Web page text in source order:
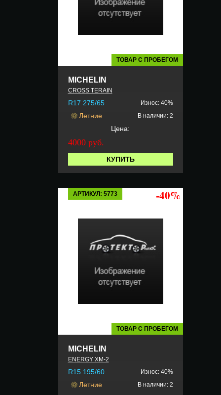
ТОВАР С ПРОБЕГОМ
MICHELIN
CROSS TERAIN
R17 275/65 Износ: 40%
Летние В наличии: 2
Цена:
4000 руб.
КУПИТЬ
АРТИКУЛ: 5773 -40%
ТОВАР С ПРОБЕГОМ
MICHELIN
ENERGY XM-2
R15 195/60 Износ: 40%
Летние В наличии: 2